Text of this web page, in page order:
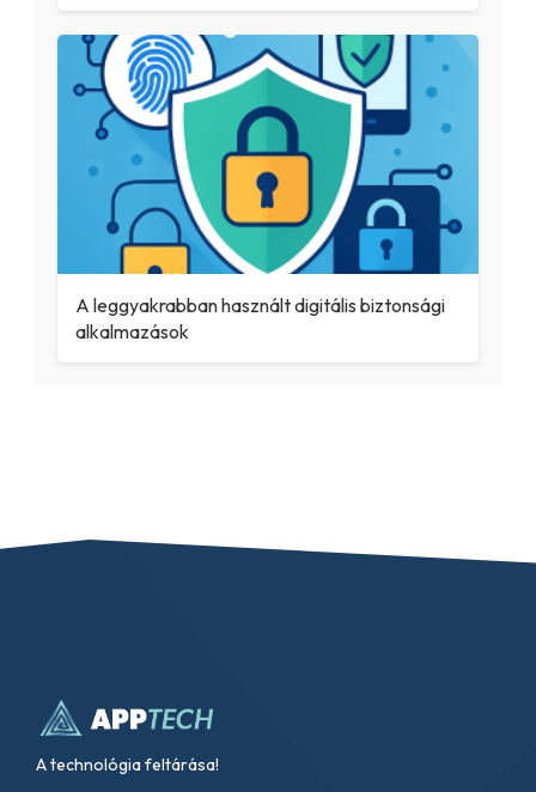
A leggyakrabban használt digitális biztonsági
alkalmazások
A technológia feltárása!